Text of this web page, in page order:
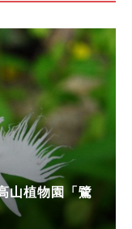
山植物園「鷺